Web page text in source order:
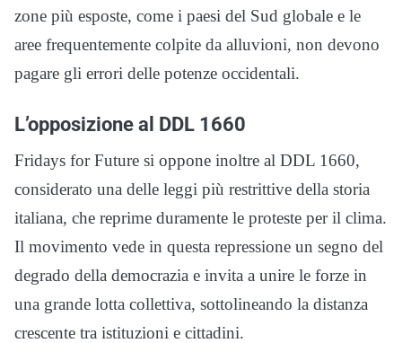
zone più esposte, come i paesi del Sud globale e le
aree frequentemente colpite da alluvioni, non devono
pagare gli errori delle potenze occidentali.
L’opposizione al DDL 1660
Fridays for Future si oppone inoltre al DDL 1660,
considerato una delle leggi più restrittive della storia
italiana, che reprime duramente le proteste per il clima.
Il movimento vede in questa repressione un segno del
degrado della democrazia e invita a unire le forze in
una grande lotta collettiva, sottolineando la distanza
crescente tra istituzioni e cittadini.